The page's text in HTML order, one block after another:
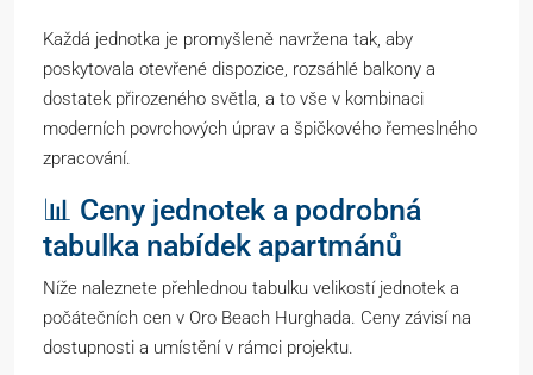
Každá jednotka je promyšleně navržena tak, aby
poskytovala otevřené dispozice, rozsáhlé balkony a
dostatek přirozeného světla, a to vše v kombinaci
moderních povrchových úprav a špičkového řemeslného
zpracování.
📊 Ceny jednotek a podrobná
tabulka nabídek apartmánů
Níže naleznete přehlednou tabulku velikostí jednotek a
počátečních cen v Oro Beach Hurghada. Ceny závisí na
dostupnosti a umístění v rámci projektu.